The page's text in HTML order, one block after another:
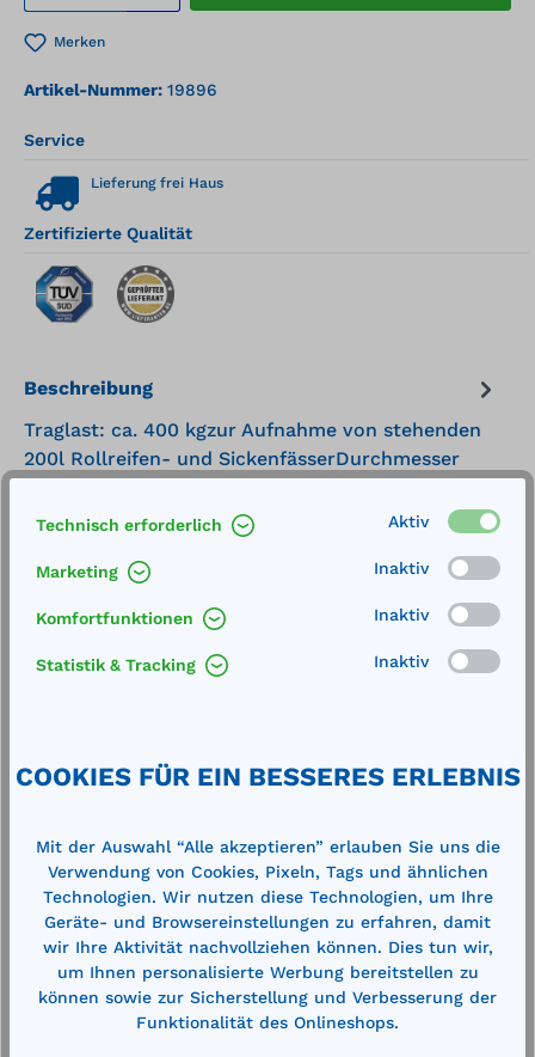
Merken
Artikel-Nummer: 19896
Service
Lieferung frei Haus
Zertifizierte Qualität
Beschreibung
Traglast: ca. 400 kgzur Aufnahme von stehenden
200l Rollreifen- und SickenfässerDurchmesser
Technische Daten
Technisch erforderlich Aktiv
Marketing Inaktiv
Komfortfunktionen Inaktiv
Statistik & Tracking Inaktiv
COOKIES FÜR EIN BESSERES ERLEBNIS
Mit der Auswahl “Alle akzeptieren” erlauben Sie uns die
Verwendung von Cookies, Pixeln, Tags und ähnlichen
Technologien. Wir nutzen diese Technologien, um Ihre
Geräte- und Browsereinstellungen zu erfahren, damit
wir Ihre Aktivität nachvollziehen können. Dies tun wir,
um Ihnen personalisierte Werbung bereitstellen zu
können sowie zur Sicherstellung und Verbesserung der
Funktionalität des Onlineshops.